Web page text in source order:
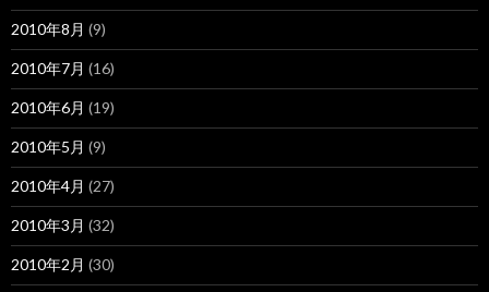
2010年8月 (9)
2010年7月 (16)
2010年6月 (19)
2010年5月 (9)
2010年4月 (27)
2010年3月 (32)
2010年2月 (30)